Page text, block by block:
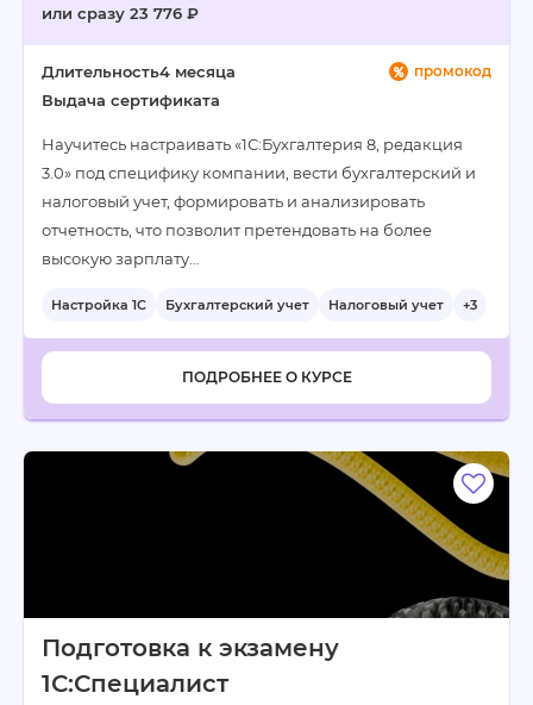
или сразу 23 776 ₽
промокод
Длительность4 месяца
Выдача сертификата
Научитесь настраивать «1С:Бухгалтерия 8, редакция
3.0» под специфику компании, вести бухгалтерский и
налоговый учет, формировать и анализировать
отчетность, что позволит претендовать на более
высокую зарплату…
Настройка 1С Бухгалтерский учет Налоговый учет +3
ПОДРОБНЕЕ О КУРСЕ
Подготовка к экзамену
1С:Специалист